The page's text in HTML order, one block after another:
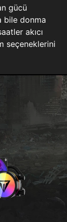
gücü
bile donma
akıcı
seçeneklerini